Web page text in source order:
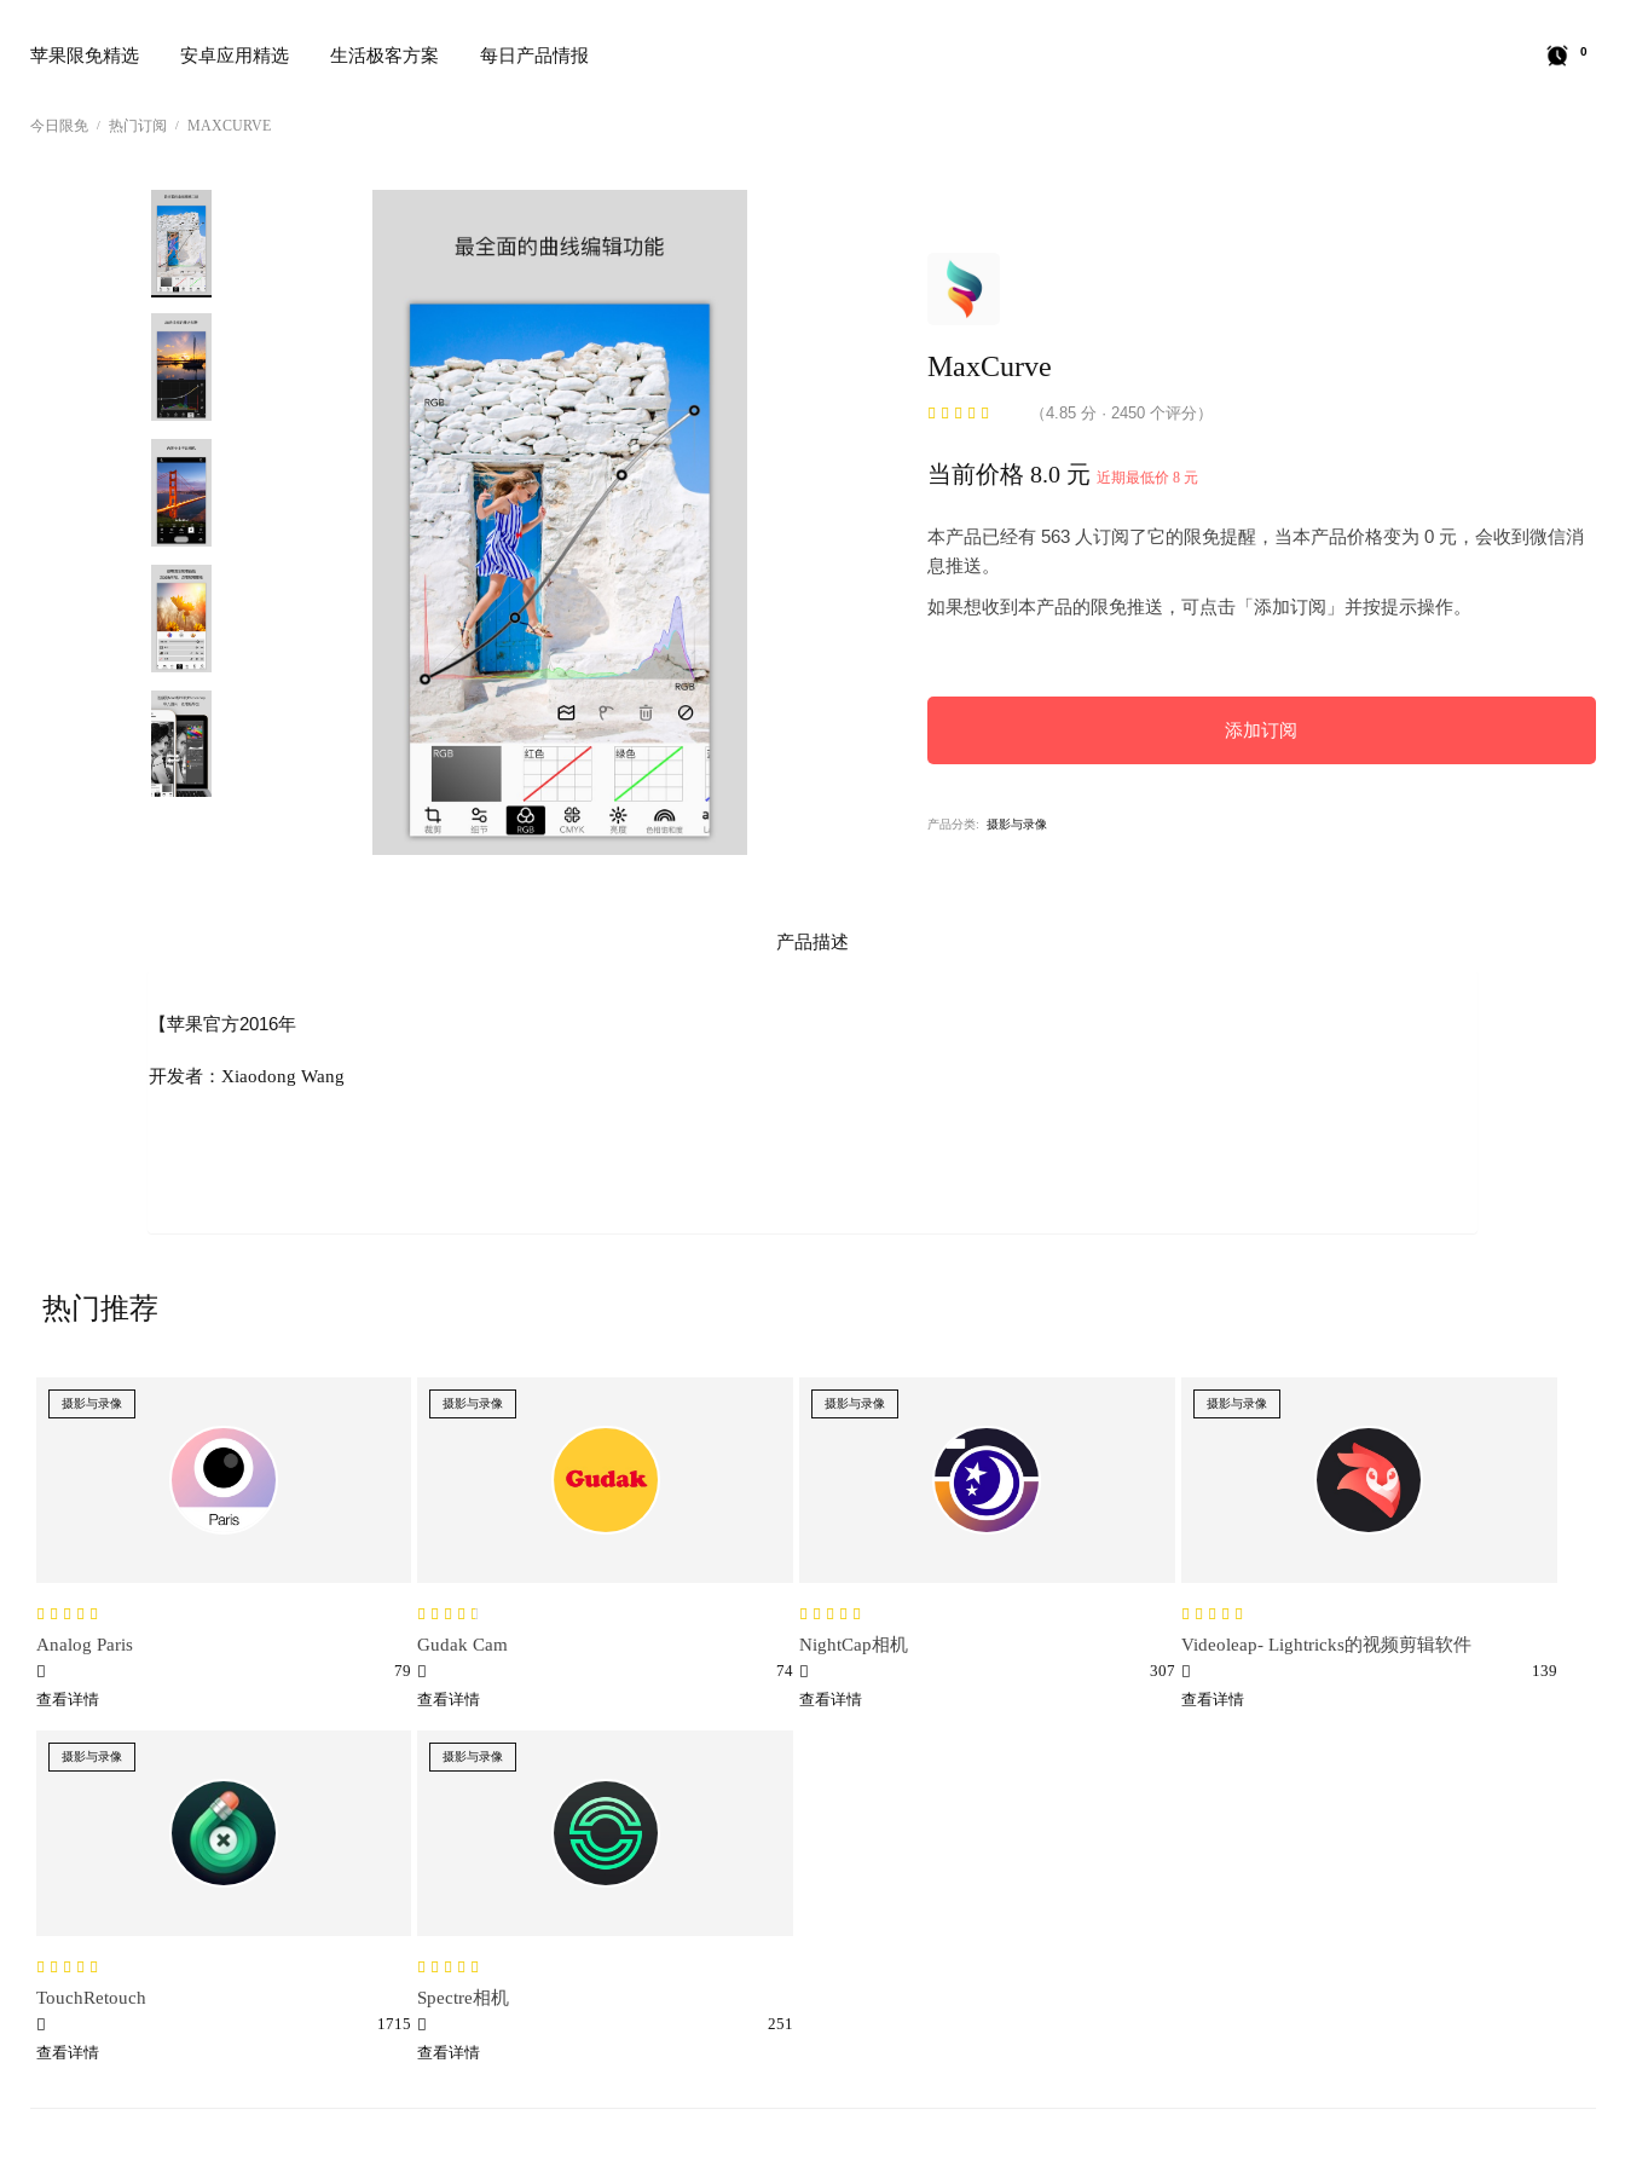
苹果限免精选 安卓应用精选 生活极客方案 每日产品情报 0
今日限免 热门订阅 MAXCURVE
MaxCurve
（4.85 分 · 2450 个评分）
当前价格 8.0 元 近期最低价 8 元
本产品已经有 563 人订阅了它的限免提醒，当本产品价格变为 0 元，会收到微信消
息推送。
如果想收到本产品的限免推送，可点击「添加订阅」并按提示操作。
添加订阅
产品分类: 摄影与录像
产品描述
【苹果官方2016年
开发者：Xiaodong Wang
热门推荐
摄影与录像
Analog Paris
79
查看详情
摄影与录像
Gudak Cam
74
查看详情
摄影与录像
NightCap相机
307
查看详情
摄影与录像
Videoleap- Lightricks的视频剪辑软件
139
查看详情
摄影与录像
TouchRetouch
1715
查看详情
摄影与录像
Spectre相机
251
查看详情